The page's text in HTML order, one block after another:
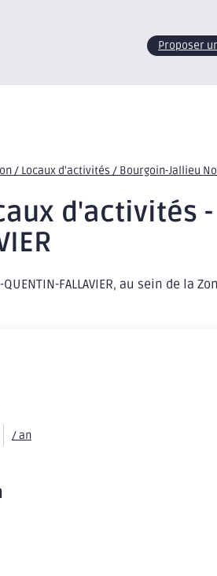
Proposer
/ Locaux d'activités / Bourgoin-Jallieu
d'activités -
FALLAVIER, au sein de la
/ an